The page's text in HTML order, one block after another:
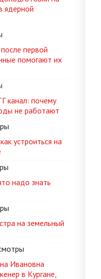
ядерной
первой
помогают их
канал: почему
не работают
устроиться на
надо знать
на земельный
Ивановна
в Кургане,